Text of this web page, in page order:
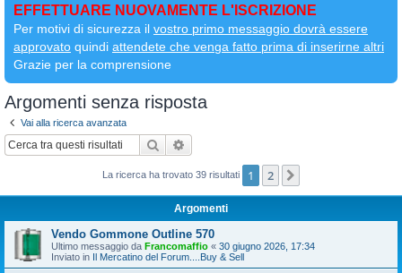
EFFETTUARE NUOVAMENTE L'ISCRIZIONE
Per motivi di sicurezza il vostro primo messaggio dovrà essere
approvato quindi attendete che venga fatto prima di inserirne altri
Grazie per la comprensione
Argomenti senza risposta
Vai alla ricerca avanzata
Cerca
La ricerca ha trovato 39 risultati 1 2
Argomenti
Vendo Gommone Outline 570
Ultimo messaggio da Francomaffio « 30 giugno 2026, 17:34
Inviato in Il Mercatino del Forum....Buy & Sell